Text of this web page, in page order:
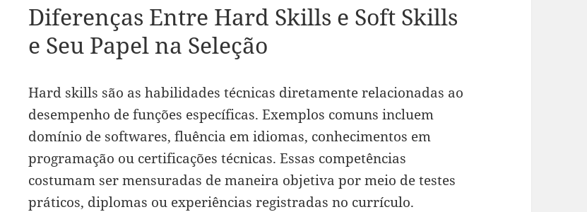
Diferenças Entre Hard Skills e Soft Skills
e Seu Papel na Seleção
Hard skills são as habilidades técnicas diretamente relacionadas ao
desempenho de funções específicas. Exemplos comuns incluem
domínio de softwares, fluência em idiomas, conhecimentos em
programação ou certificações técnicas. Essas competências
costumam ser mensuradas de maneira objetiva por meio de testes
práticos, diplomas ou experiências registradas no currículo.